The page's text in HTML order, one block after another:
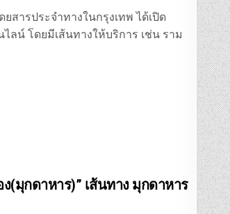
สารประจำทางในกรุงเทพ ได้เปิด
ลน์ โดยมีเส้นทางให้บริการ เช่น ราม
ง(มุกดาหาร)” เส้นทาง มุกดาหาร